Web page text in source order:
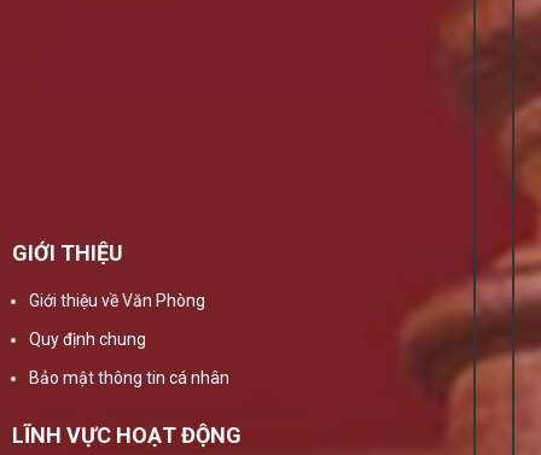
GIỚI THIỆU
Giới thiệu về Văn Phòng
Quy định chung
Bảo mật thông tin cá nhân
LĨNH VỰC HOẠT ĐỘNG